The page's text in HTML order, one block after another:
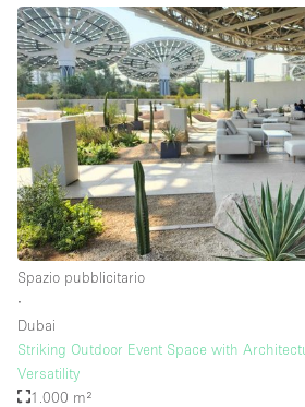
Spazio pubblicitario
∙
Dubai
Striking Outdoor Event Space with
Versatility
1.000 m²